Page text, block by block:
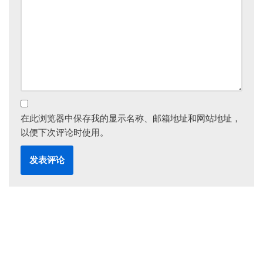
在此浏览器中保存我的显示名称、邮箱地址和网站地址，
以便下次评论时使用。